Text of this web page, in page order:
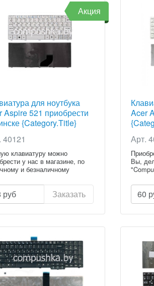
для ноутбука
Aspire 521 приобрести
{Category.Title}
40121
клавиатуру можно
у нас в магазине, по
и безналичному
руб Заказать
Акция
Acer
Арт.
Вы,
60